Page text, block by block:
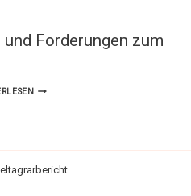
Forderungen zum
EINDRINGLICHE